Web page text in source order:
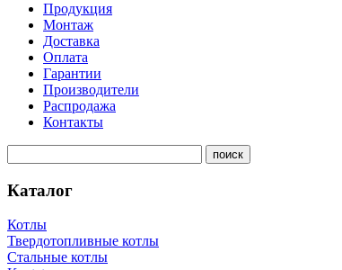
Продукция
Монтаж
Доставка
Оплата
Гарантии
Производители
Распродажа
Контакты
Каталог
Котлы
Твердотопливные котлы
Стальные котлы